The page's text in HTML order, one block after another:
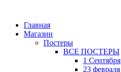
Главная
Магазин
Постеры
ВСЕ ПОСТЕРЫ
1 Сентября
23 февраля